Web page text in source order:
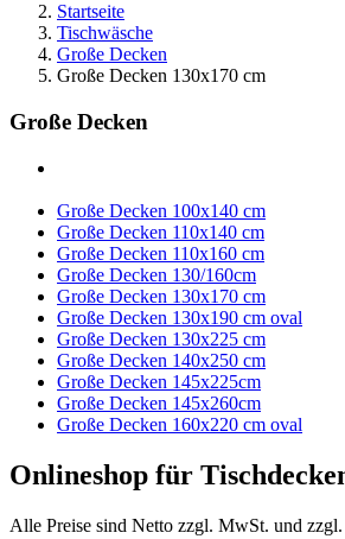
Startseite
Tischwäsche
Große Decken
Große Decken 130x170 cm
Große Decken
Große Decken 100x140 cm
Große Decken 110x140 cm
Große Decken 110x160 cm
Große Decken 130/160cm
Große Decken 130x170 cm
Große Decken 130x190 cm oval
Große Decken 130x225 cm
Große Decken 140x250 cm
Große Decken 145x225cm
Große Decken 145x260cm
Große Decken 160x220 cm oval
Onlineshop für
Alle Preise sind Netto zzgl. MwSt. und zzgl.